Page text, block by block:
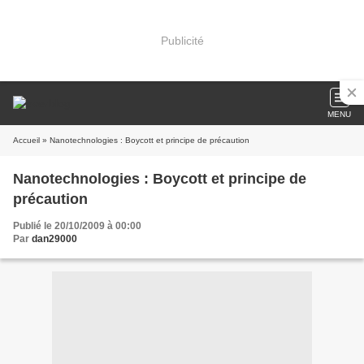
Publicité
MENU
Accueil » Nanotechnologies : Boycott et principe de précaution
Nanotechnologies : Boycott et principe de
précaution
Publié le 20/10/2009 à 00:00
Par dan29000